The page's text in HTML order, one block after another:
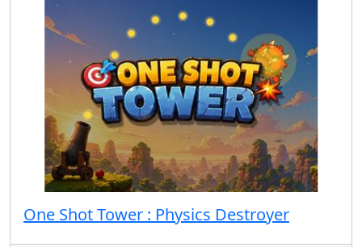
One Shot Tower : Physics Destroyer